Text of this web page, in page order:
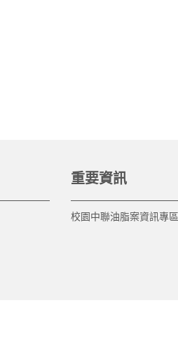
重要資訊
校園中聯油脂案資訊專區